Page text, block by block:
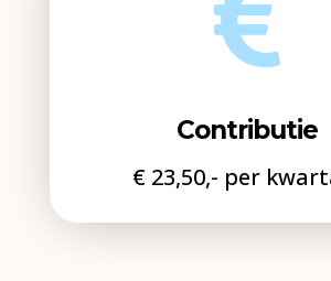

Contributie
€ 23,50,- per